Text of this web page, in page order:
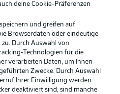
haben eine Union-
Simon Terodde und der
stellt Union das zweitälteste
Saison (Durchschnittsalter der
Jahre), Schalke das drittälteste
deine Cookie-Präferenzen
und greifen auf
Browserdaten oder eindeutige
Durch Auswahl von
Technologien für die
verarbeiten Daten, um Ihnen
Zwecke. Durch Auswahl
Ihrer Einwilligung werden
deaktiviert sind, sind manche